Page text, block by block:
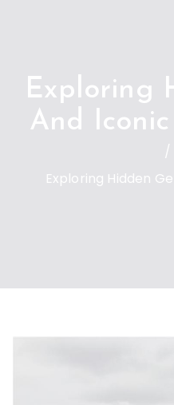
Exploring
And
Exploring Hidden